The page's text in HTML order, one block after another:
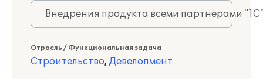
Внедрения продукта всеми партнерами
Отрасль / Функциональная задача
Строительство, Девелопмент